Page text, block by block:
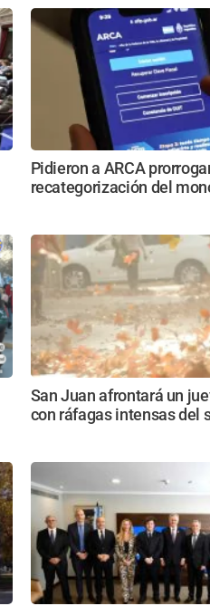
Pidieron a ARCA
recategorización del
San Juan afrontará un
con ráfagas intensas del